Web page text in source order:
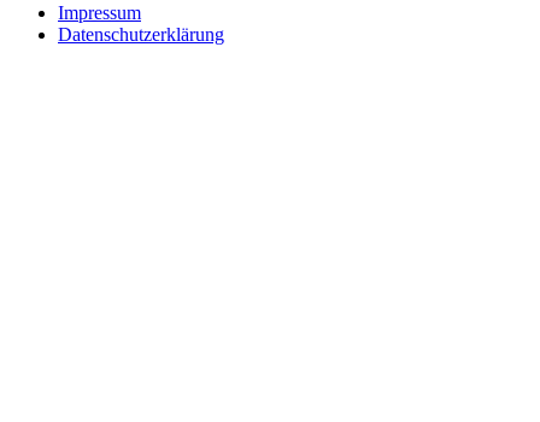
Impressum
Datenschutzerklärung